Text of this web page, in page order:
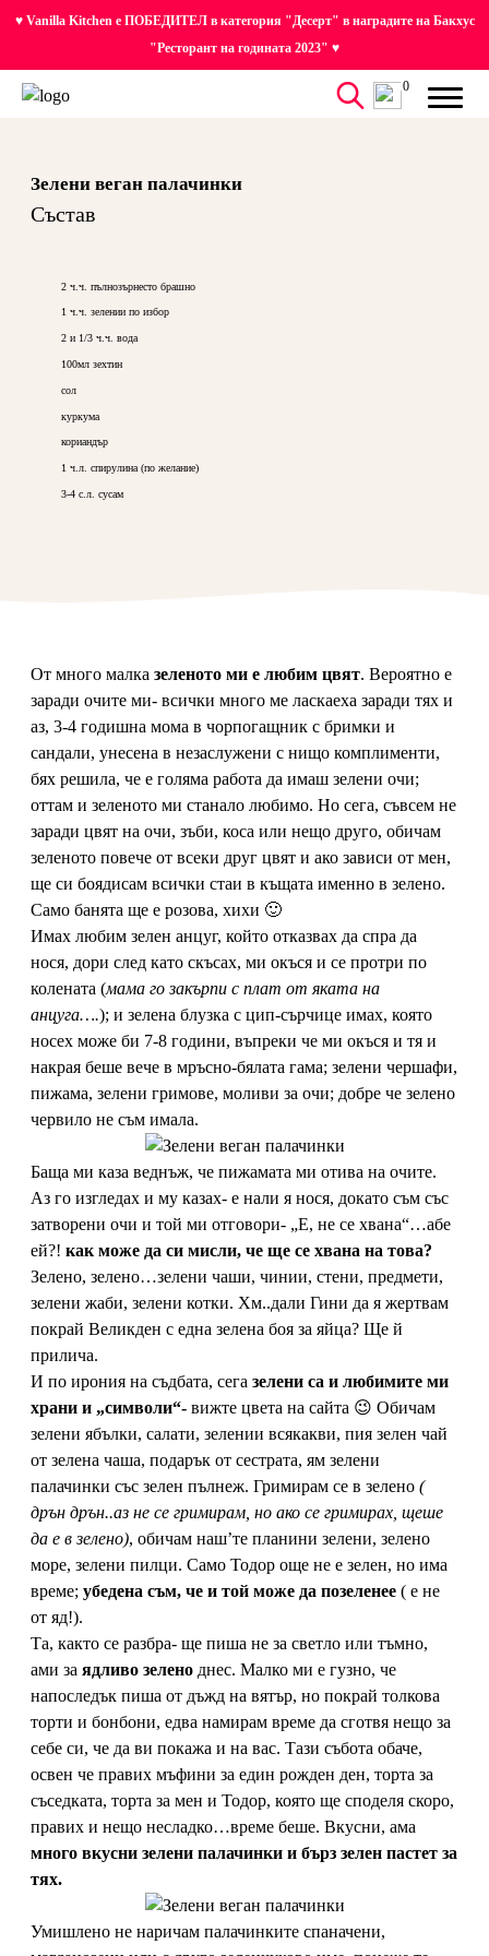
♥ Vanilla Kitchen е ПОБЕДИТЕЛ в категория "Десерт" в наградите на Бакхус
"Ресторант на годината 2023" ♥
0
Зелени веган палачинки
Състав
2 ч.ч. пълнозърнесто брашно
1 ч.ч. зелении по избор
2 и 1/3 ч.ч. вода
100мл зехтин
сол
куркума
кориандър
1 ч.л. спирулина (по желание)
3-4 с.л. сусам
От много малка зеленото ми е любим цвят. Вероятно е
заради очите ми- всички много ме ласкаеха заради тях и
аз, 3-4 годишна мома в чорпогащник с бримки и
сандали, унесена в незаслужени с нищо комплименти,
бях решила, че е голяма работа да имаш зелени очи;
оттам и зеленото ми станало любимо. Но сега, съвсем не
заради цвят на очи, зъби, коса или нещо друго, обичам
зеленото повече от всеки друг цвят и ако зависи от мен,
ще си боядисам всички стаи в къщата именно в зелено.
Само банята ще е розова, хихи 🙂
Имах любим зелен анцуг, който отказвах да спра да
нося, дори след като скъсах, ми окъся и се протри по
колената (мама го закърпи с плат от яката на
анцуга….); и зелена блузка с цип-сърчице имах, която
носех може би 7-8 години, въпреки че ми окъся и тя и
накрая беше вече в мръсно-бялата гама; зелени чершафи,
пижама, зелени гримове, моливи за очи; добре че зелено
червило не съм имала.
Баща ми каза веднъж, че пижамата ми отива на очите.
Аз го изгледах и му казах- е нали я нося, докато съм със
затворени очи и той ми отговори- „Е, не се хвана“…абе
ей?! как може да си мисли, че ще се хвана на това?
Зелено, зелено…зелени чаши, чинии, стени, предмети,
зелени жаби, зелени котки. Хм..дали Гини да я жертвам
покрай Великден с една зелена боя за яйца? Ще й
прилича.
И по ирония на съдбата, сега зелени са и любимите ми
храни и „символи“- вижте цвета на сайта 😉 Обичам
зелени ябълки, салати, зелении всякакви, пия зелен чай
от зелена чаша, подарък от сестрата, ям зелени
палачинки със зелен пълнеж. Гримирам се в зелено (
дрън дрън..аз не се гримирам, но ако се гримирах, щеше
да е в зелено), обичам наш’те планини зелени, зелено
море, зелени пилци. Само Тодор още не е зелен, но има
време; убедена съм, че и той може да позеленее ( е не
от яд!).
Та, както се разбра- ще пиша не за светло или тъмно,
ами за ядливо зелено днес. Малко ми е гузно, че
напоследък пиша от дъжд на вятър, но покрай толкова
торти и бонбони, едва намирам време да сготвя нещо за
себе си, че да ви покажа и на вас. Тази събота обаче,
освен че правих мъфини за един рожден ден, торта за
съседката, торта за мен и Тодор, която ще споделя скоро,
правих и нещо несладко…време беше. Вкусни, ама
много вкусни зелени палачинки и бърз зелен пастет за
тях.
Умишлено не наричам палачинките спаначени,